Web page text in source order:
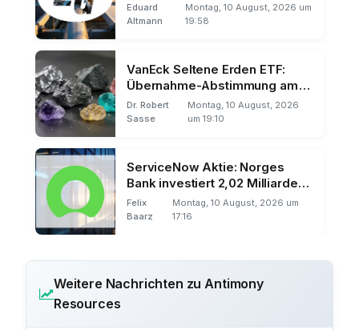
Eduard
Altmann
Montag, 10 August, 2026 um
19:58
VanEck Seltene Erden ETF:
Übernahme-Abstimmung am
12. August
Dr. Robert
Sasse
Montag, 10 August, 2026
um 19:10
ServiceNow Aktie: Norges
Bank investiert 2,02 Milliarden
Dollar
Felix
Baarz
Montag, 10 August, 2026 um
17:16
Weitere Nachrichten zu Antimony
Resources